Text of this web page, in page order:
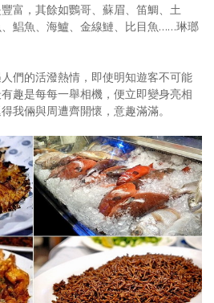
富，其餘如鸚哥、蘇眉、笛鯛、土
鯧魚、海鱸、金線鰱、比目魚……琳瑯
們的活潑熱情，即使明知遊客不可能
趣是每每一舉相機，便立即變身亮相
我倆與周遭齊開懷，意趣滿滿。